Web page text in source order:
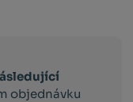
objednávku